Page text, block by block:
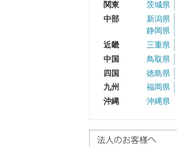
関東
茨城県
中部
新潟県
静岡県
近畿
三重県
中国
鳥取県
四国
徳島県
九州
福岡県
沖縄
沖縄県